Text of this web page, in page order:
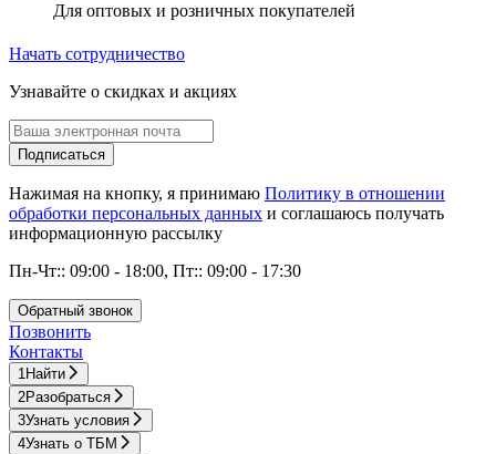
Для оптовых и розничных покупателей
Начать сотрудничество
Узнавайте о скидках и акциях
Подписаться
Нажимая на кнопку, я принимаю Политику в отношении
обработки персональных данных и соглашаюсь получать
информационную рассылку
Пн-Чт:: 09:00 - 18:00, Пт:: 09:00 - 17:30
Обратный звонок
Позвонить
Контакты
1Найти
2Разобраться
3Узнать условия
4Узнать о ТБМ